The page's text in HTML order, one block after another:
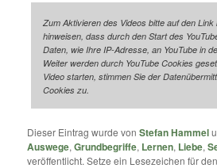
Zum Aktivieren des Videos bitte auf den
hinweisen, dass durch den Start des
Daten, wie Ihre IP-Adresse, an YouTube in
Weiter werden durch YouTube Cookies
Video starten, stimmen Sie der
Cookies zu.
Dieser Eintrag wurde vonStefan Hammel
Auswege,Grundbegriffe, Lernen, Liebe,
veröffentlicht. Setze ein Lesezeichen für den